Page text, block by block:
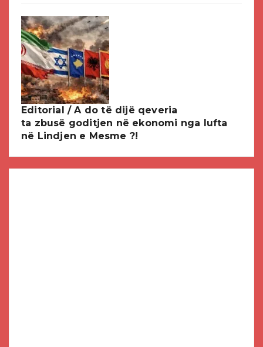
Editorial / A do të dijë qeveria
ta zbusë goditjen në ekonomi nga lufta
në Lindjen e Mesme ?!